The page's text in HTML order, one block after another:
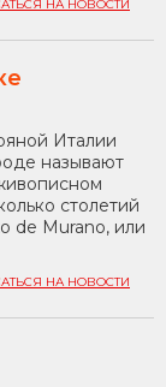
НА НОВОСТИ
Италии
называют
столетий
de Murano, или
НА НОВОСТИ